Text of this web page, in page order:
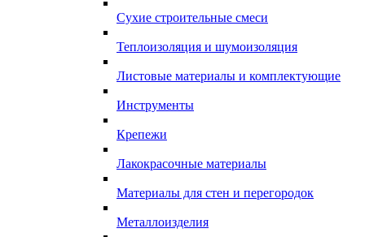
Сухие строительные смеси
Теплоизоляция и шумоизоляция
Листовые материалы и комплектующие
Инструменты
Крепежи
Лакокрасочные материалы
Материалы для стен и перегородок
Металлоизделия